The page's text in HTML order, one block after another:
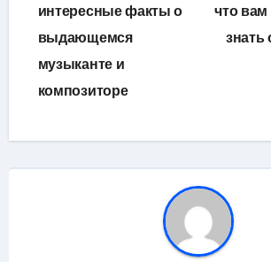
интересные факты о
выдающемся
музыканте и
композиторе
что
знать